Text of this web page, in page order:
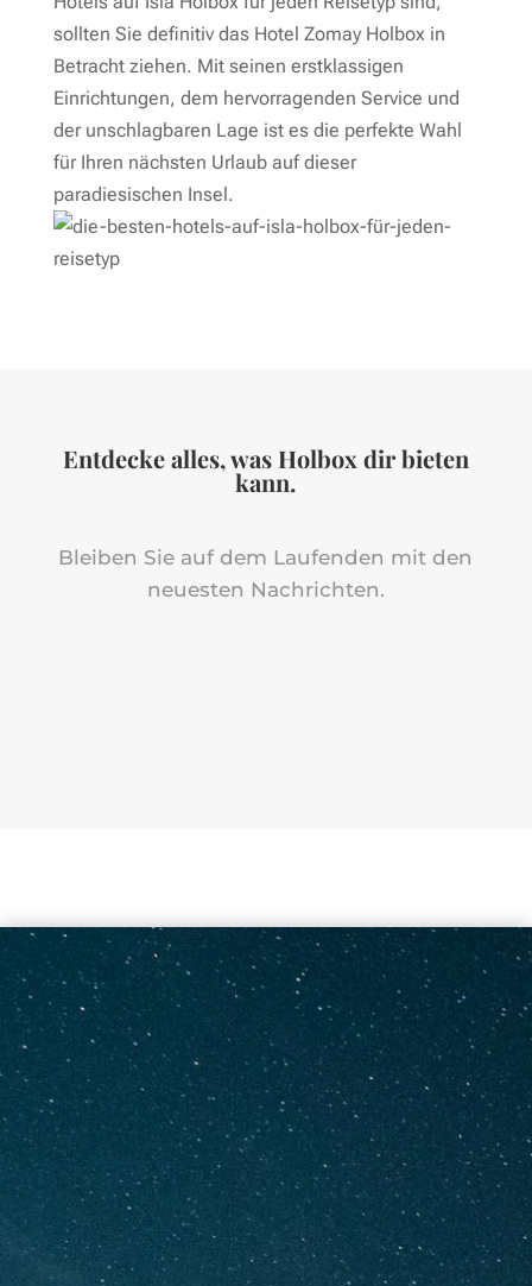
sollten Sie definitiv das Hotel Zomay Holbox in
Betracht ziehen. Mit seinen erstklassigen
Einrichtungen, dem hervorragenden Service und
der unschlagbaren Lage ist es die perfekte Wahl
für Ihren nächsten Urlaub auf dieser
paradiesischen Insel.
Entdecke alles, was Holbox dir bieten
kann.
Bleiben Sie auf dem Laufenden mit den
neuesten Nachrichten.